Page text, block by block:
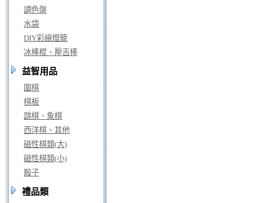
調色盤
水袋
DIY彩繪燈籠
冰棒棍、壓舌棒
益智用品
圍棋
棋板
跳棋、象棋
西洋棋、其他
磁性棋類(大)
磁性棋類(小)
骰子
禮品類